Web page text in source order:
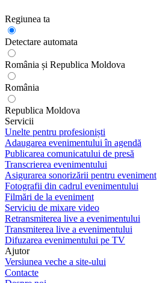
Regiunea ta
Detectare automata
România și Republica Moldova
România
Republica Moldova
Servicii
Unelte pentru profesioniști
Adaugarea evenimentului în agendă
Publicarea comunicatului de presă
Transcrierea evenimentului
Asigurarea sonorizării pentru eveniment
Fotografii din cadrul evenimentului
Filmări de la eveniment
Serviciu de mixare video
Retransmiterea live a evenimentului
Transmiterea live a evenimentului
Difuzarea evenimentului pe TV
Ajutor
Versiunea veche a site-ului
Contacte